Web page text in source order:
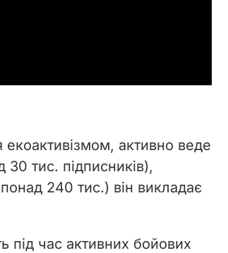
активно веде
30 тис. підписників),
240 тис.) він викладає
під час активних бойових